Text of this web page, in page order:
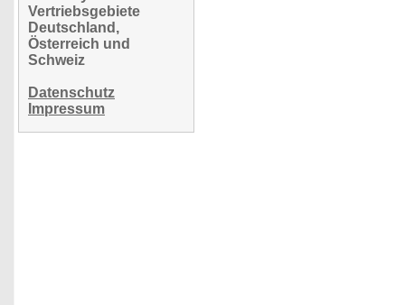
Vertriebsgebiete
Deutschland,
Österreich und
Schweiz
Datenschutz
Impressum